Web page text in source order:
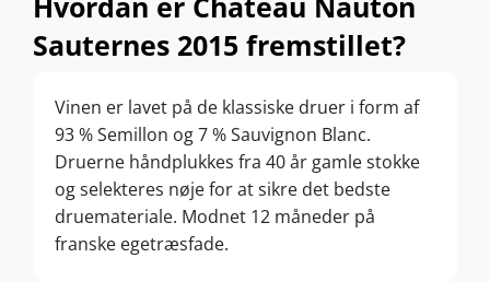
Sauternes 2015 fremstillet?
Vinen er lavet på de klassiske druer i form af
93 % Semillon og 7 % Sauvignon Blanc.
Druerne håndplukkes fra 40 år gamle stokke
og selekteres nøje for at sikre det bedste
druemateriale. Modnet 12 måneder på
franske egetræsfade.